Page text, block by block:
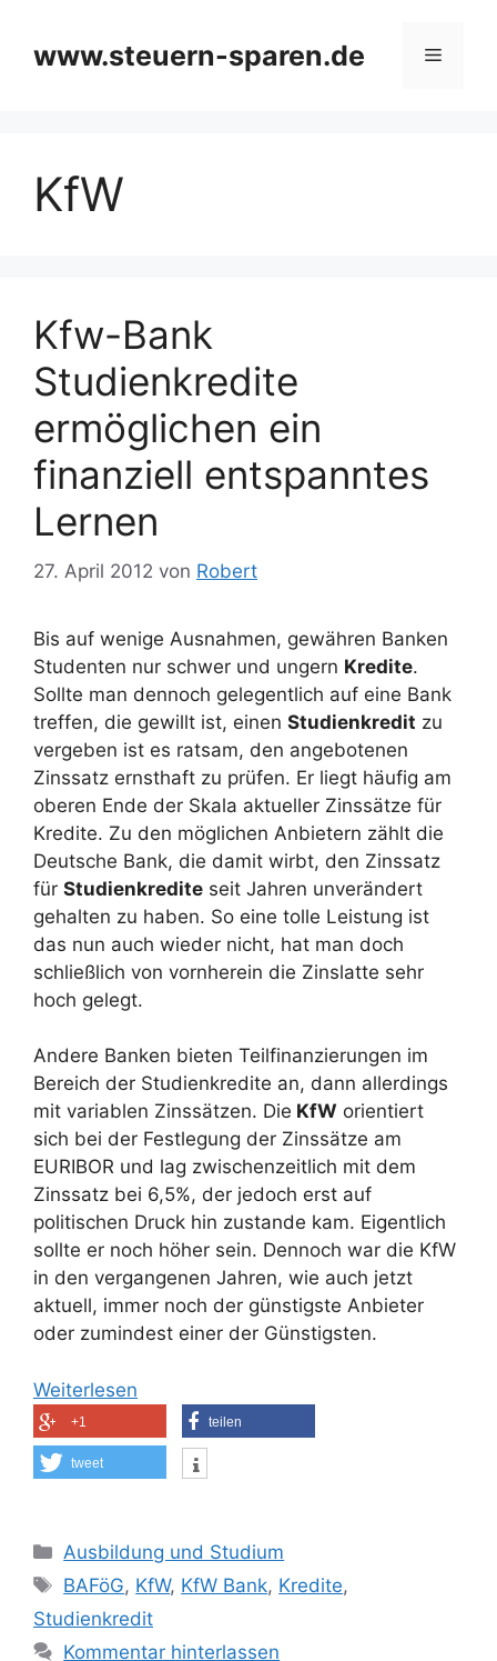
springen
www.steuern-sparen.de Menü
KfW
Kfw-Bank
Studienkredite
ermöglichen ein
finanziell entspanntes
Lernen
27. April 2012 von Robert
Bis auf wenige Ausnahmen, gewähren Banken
Studenten nur schwer und ungern Kredite.
Sollte man dennoch gelegentlich auf eine Bank
treffen, die gewillt ist, einen Studienkredit zu
vergeben ist es ratsam, den angebotenen
Zinssatz ernsthaft zu prüfen. Er liegt häufig am
oberen Ende der Skala aktueller Zinssätze für
Kredite. Zu den möglichen Anbietern zählt die
Deutsche Bank, die damit wirbt, den Zinssatz
für Studienkredite seit Jahren unverändert
gehalten zu haben. So eine tolle Leistung ist
das nun auch wieder nicht, hat man doch
schließlich von vornherein die Zinslatte sehr
hoch gelegt.
Andere Banken bieten Teilfinanzierungen im
Bereich der Studienkredite an, dann allerdings
mit variablen Zinssätzen. Die KfW orientiert
sich bei der Festlegung der Zinssätze am
EURIBOR und lag zwischenzeitlich mit dem
Zinssatz bei 6,5%, der jedoch erst auf
politischen Druck hin zustande kam. Eigentlich
sollte er noch höher sein. Dennoch war die KfW
in den vergangenen Jahren, wie auch jetzt
aktuell, immer noch der günstigste Anbieter
oder zumindest einer der Günstigsten.
Weiterlesen
+1 teilen
tweet
Kategorien
Ausbildung und Studium
Schlagwörter
BAFöG, KfW, KfW Bank, Kredite,
Studienkredit
Kommentar hinterlassen